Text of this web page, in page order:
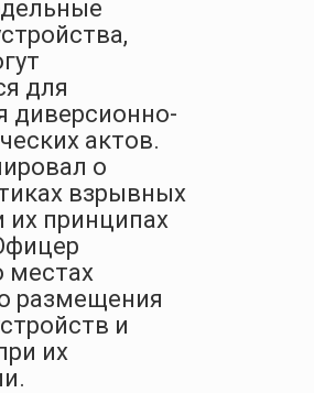
для
диверсионно-
актов.
о
взрывных
их принципах
местах
размещения
и
их